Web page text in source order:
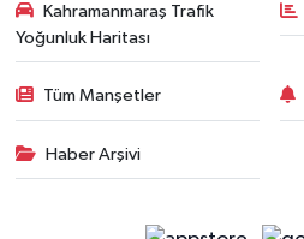
Kahramanmaraş Trafik
Yoğunluk Haritası
Tüm Manşetler
Haber Arşivi